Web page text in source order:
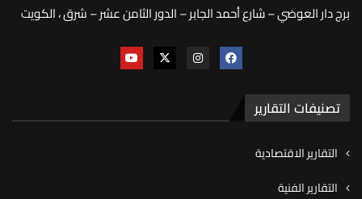
برج دار العوضي – شارع أحمد الجابر – الدور الثامن عشر – شرق ، الكويت
تصنيفات التقارير
التقارير الاقتصادية
التقارير الفنية